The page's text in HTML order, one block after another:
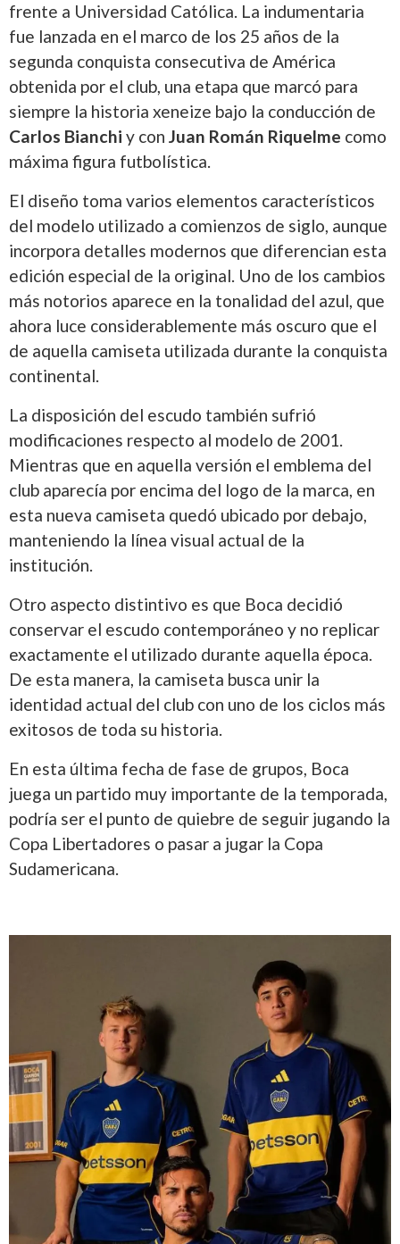
frente a Universidad Católica. La indumentaria
fue lanzada en el marco de los 25 años de la
segunda conquista consecutiva de América
obtenida por el club, una etapa que marcó para
siempre la historia xeneize bajo la conducción de
Carlos Bianchi y con Juan Román Riquelme como
máxima figura futbolística.
El diseño toma varios elementos característicos
del modelo utilizado a comienzos de siglo, aunque
incorpora detalles modernos que diferencian esta
edición especial de la original. Uno de los cambios
más notorios aparece en la tonalidad del azul, que
ahora luce considerablemente más oscuro que el
de aquella camiseta utilizada durante la conquista
continental.
La disposición del escudo también sufrió
modificaciones respecto al modelo de 2001.
Mientras que en aquella versión el emblema del
club aparecía por encima del logo de la marca, en
esta nueva camiseta quedó ubicado por debajo,
manteniendo la línea visual actual de la
institución.
Otro aspecto distintivo es que Boca decidió
conservar el escudo contemporáneo y no replicar
exactamente el utilizado durante aquella época.
De esta manera, la camiseta busca unir la
identidad actual del club con uno de los ciclos más
exitosos de toda su historia.
En esta última fecha de fase de grupos, Boca
juega un partido muy importante de la temporada,
podría ser el punto de quiebre de seguir jugando la
Copa Libertadores o pasar a jugar la Copa
Sudamericana.